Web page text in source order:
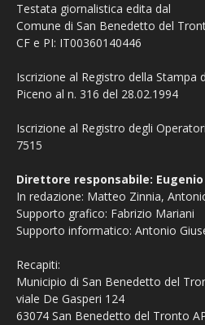
Testata giornalistica edita dal
Comune di San Benedetto del
CF e PI: IT00360140446
Iscrizione al Registro della Stampa
Piceno al n. 316 del 28.02.1994
Iscrizione al Registro degli
7515
Direttore responsabile:
In redazione: Matteo Zinnia,
Supporto grafico: Fabrizio Mariani
Supporto informatico: Antonio
Recapiti:
Municipio di San Benedetto del
viale De Gasperi 124
63074 San Benedetto del Tronto